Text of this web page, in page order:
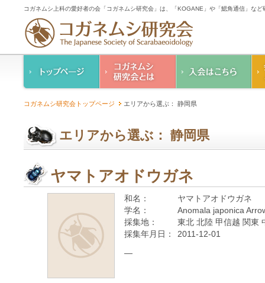
コガネムシ上科の愛好者の会「コガネムシ研究会」は、「KOGANE」や「鰓角通信」な
ご案内
幹事紹介
人情報保護要領
コガネムシ研究会トップページ エリアから選ぶ： 静岡県
エリアから選ぶ： 静岡県
ヤマトアオドウガネ
和名：
ヤマトアオドウガネ
学名：
Anomala japonica
採集地：
東北 北陸 甲信越 関東
採集年月日：
2011-12-01
—